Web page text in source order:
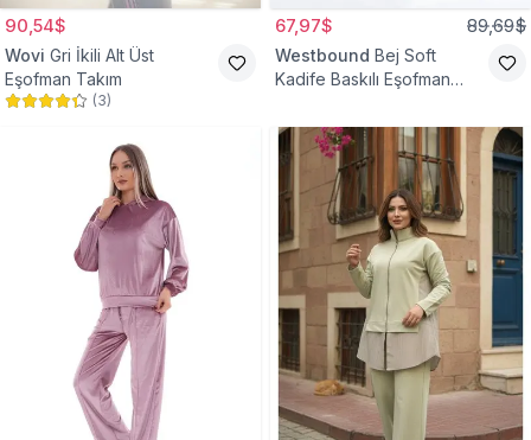
90,54$
Wovi Gri İkili Alt Üst
Eşofman Takım
(3)
67,97$ 89,69$
Westbound Bej Soft
Kadife Baskılı Eşofman